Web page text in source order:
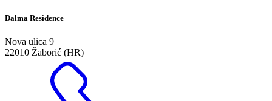
Dalma Residence
Nova ulica 9
22010 Žaborić (HR)